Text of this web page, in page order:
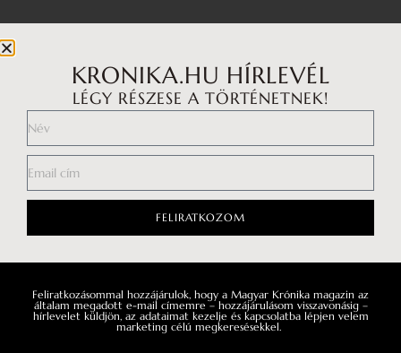
KRONIKA.HU HÍRLEVÉL
LÉGY RÉSZESE A TÖRTÉNETNEK!
FELIRATKOZOM
Feliratkozásommal hozzájárulok, hogy a Magyar Krónika magazin az
általam megadott e-mail címemre – hozzájárulásom visszavonásig –
hírlevelet küldjön, az adataimat kezelje és kapcsolatba lépjen velem
marketing célú megkeresésekkel.